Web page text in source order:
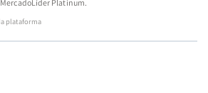
Platinum.
plataforma